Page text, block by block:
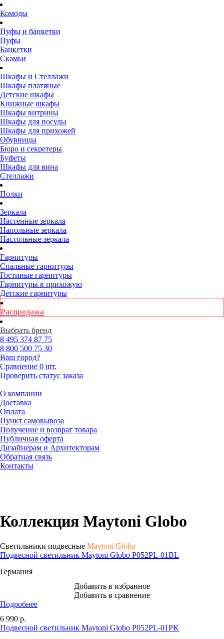
Комоды
Пуфы и банкетки
Пуфы
Банкетки
Скамьи
Шкафы и Стеллажи
Шкафы платяные
Детские шкафы
Книжные шкафы
Шкафы витрины
Шкафы для посуды
Шкафы для прихожей
Обувницы
Бюро и секретеры
Буфеты
Шкафы для вина
Стеллажи
Полки
Зеркала
Настенные зеркала
Напольные зеркала
Настольные зеркала
Гарнитуры
Спальные гарнитуры
Гостиные гарнитуры
Гарнитуры в прихожую
Детские гарнитуры
Распродажа
Выбрать бренд
8 495 374 87 75
8 800 500 75 30
Ваш город?
Сравнение 0 шт.
Проверить статус заказа
О компании
Доставка
Оплата
Пункт самовывоза
Получение и возврат товара
Публичная оферта
Дизайнерам и Архитекторам
Обратная связь
Контакты
Коллекция Maytoni Globo
Светильники подвесные Maytoni Globo
Подвесной светильник Maytoni Globo P052PL-01BL
Германия
Добавить в избранное
Добавить в сравнение
Подробнее
6 990 р.
Подвесной светильник Maytoni Globo P052PL-01PK